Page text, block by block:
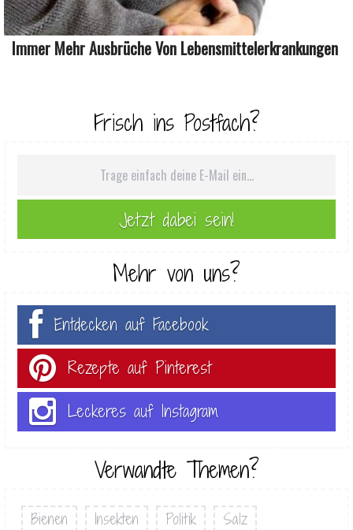
Immer Mehr Ausbrüche Von Lebensmittelerkrankungen
Frisch ins Postfach?
Mehr von uns?
Entdecken auf Facebook
Rezepte auf Pinterest
Leckeres auf Instagram
Verwandte Themen?
Bienen Insekten Politik Salz